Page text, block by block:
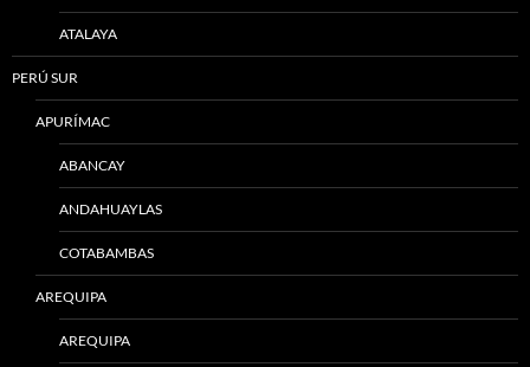
ATALAYA
PERÚ SUR
APURÍMAC
ABANCAY
ANDAHUAYLAS
COTABAMBAS
AREQUIPA
AREQUIPA